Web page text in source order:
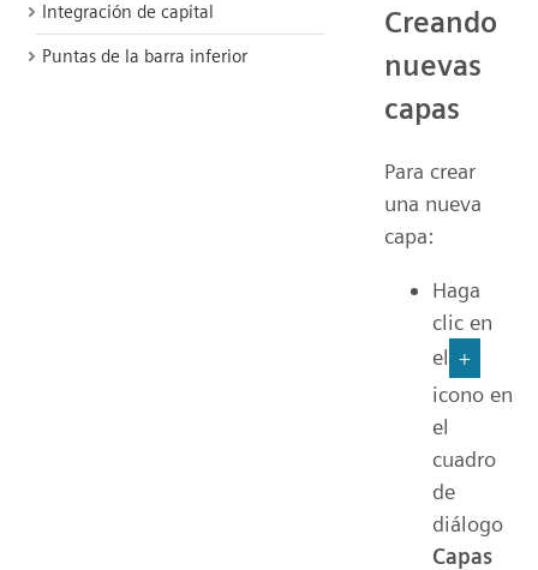
Integración de capital
Puntas de la barra inferior
Creando
nuevas
capas
Para crear
una nueva
capa:
Haga
clic en
el +
icono en
el
cuadro
de
diálogo
Capas